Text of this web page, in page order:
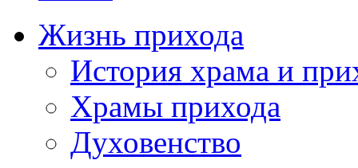
Жизнь прихода
История храма и
Храмы прихода
Духовенство